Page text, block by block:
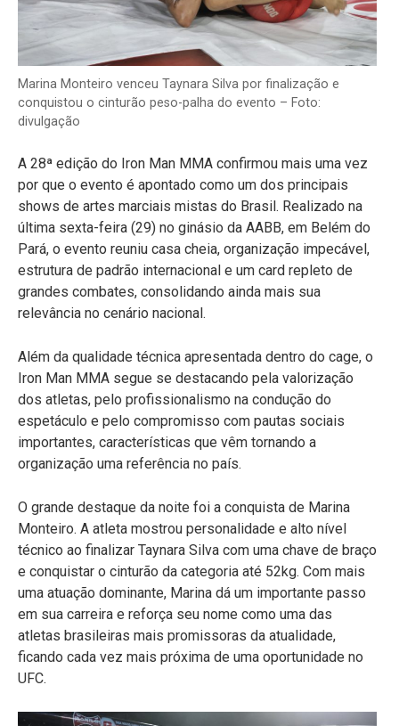
Marina Monteiro venceu Taynara Silva por finalização e
conquistou o cinturão peso-palha do evento – Foto:
divulgação
A 28ª edição do Iron Man MMA confirmou mais uma vez
por que o evento é apontado como um dos principais
shows de artes marciais mistas do Brasil. Realizado na
última sexta-feira (29) no ginásio da AABB, em Belém do
Pará, o evento reuniu casa cheia, organização impecável,
estrutura de padrão internacional e um card repleto de
grandes combates, consolidando ainda mais sua
relevância no cenário nacional.
Além da qualidade técnica apresentada dentro do cage, o
Iron Man MMA segue se destacando pela valorização
dos atletas, pelo profissionalismo na condução do
espetáculo e pelo compromisso com pautas sociais
importantes, características que vêm tornando a
organização uma referência no país.
O grande destaque da noite foi a conquista de Marina
Monteiro. A atleta mostrou personalidade e alto nível
técnico ao finalizar Taynara Silva com uma chave de braço
e conquistar o cinturão da categoria até 52kg. Com mais
uma atuação dominante, Marina dá um importante passo
em sua carreira e reforça seu nome como uma das
atletas brasileiras mais promissoras da atualidade,
ficando cada vez mais próxima de uma oportunidade no
UFC.